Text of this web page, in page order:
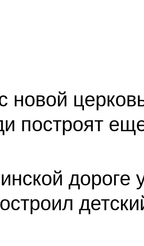
новой
построят
дороге